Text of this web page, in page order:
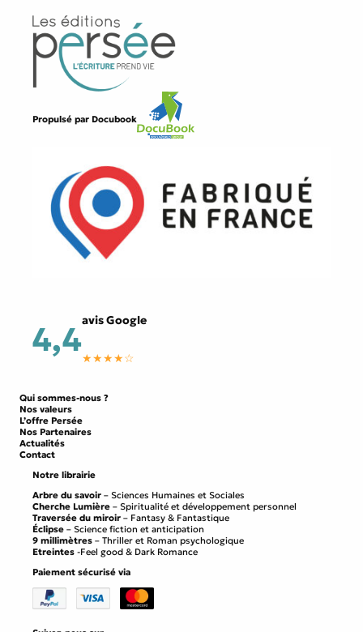
Propulsé par Docubook
4,4avis Google
★★★★☆
Qui sommes-nous ?
Nos valeurs
L’offre Persée
Nos Partenaires
Actualités
Contact
Notre librairie
Arbre du savoir – Sciences Humaines et Sociales
Cherche Lumière – Spiritualité et développement personnel
Traversée du miroir – Fantasy & Fantastique
Éclipse – Science fiction et anticipation
9 millimètres – Thriller et Roman psychologique
Etreintes -Feel good & Dark Romance
Paiement sécurisé via